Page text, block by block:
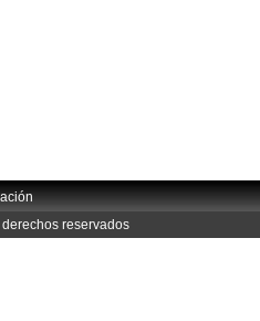
reservados